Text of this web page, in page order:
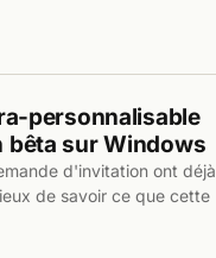
personnalisable
bêta sur Windows
d'invitation ont déjà
de savoir ce que cette